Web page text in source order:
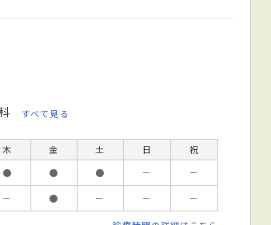
すべて見る
木 金 土 日
祝
● ● ● －
－
－ ● － － －